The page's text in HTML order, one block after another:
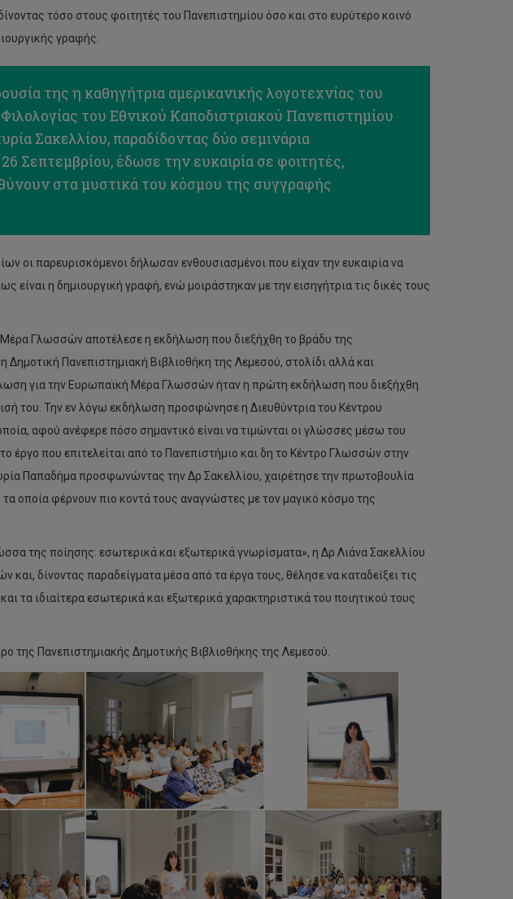
τόσο στους φοιτητές του Πανεπιστημίου όσο και στο ευρύτερο κοινό
γραφής.
της η καθηγήτρια αμερικανικής λογοτεχνίας του
του Εθνικού Καποδιστριακού Πανεπιστημίου
Σακελλίου, παραδίδοντας δύο σεμινάρια
Σεπτεμβρίου, έδωσε την ευκαιρία σε φοιτητές,
στα μυστικά του κόσμου της συγγραφής
οι παρευρισκόμενοι δήλωσαν ενθουσιασμένοι που είχαν την ευκαιρία να
είναι η δημιουργική γραφή, ενώ μοιράστηκαν με την εισηγήτρια τις δικές τους
Γλωσσών αποτέλεσε η εκδήλωση που διεξήχθη το βράδυ της
Πανεπιστημιακή Βιβλιοθήκη της Λεμεσού, στολίδι αλλά και
για την Ευρωπαϊκή Μέρα Γλωσσών ήταν η πρώτη εκδήλωση που διεξήχθη
του. Την εν λόγω εκδήλωση προσφώνησε η Διευθύντρια του Κέντρου
αφού ανέφερε πόσο σημαντικό είναι να τιμώνται οι γλώσσες μέσω του
που επιτελείται από το Πανεπιστήμιο και δη το Κέντρο Γλωσσών στην
Παπαδήμα προσφωνώντας την Δρ Σακελλίου, χαιρέτησε την πρωτοβουλία
οποία φέρνουν πιο κοντά τους αναγνώστες με τον μαγικό κόσμο της
της ποίησης: εσωτερικά και εξωτερικά γνωρίσματα», η Δρ Λιάνα Σακελλίου
δίνοντας παραδείγματα μέσα από τα έργα τους, θέλησε να καταδείξει τις
τα ιδιαίτερα εσωτερικά και εξωτερικά χαρακτηριστικά του ποιητικού τους
της Πανεπιστημιακής Δημοτικής Βιβλιοθήκης της Λεμεσού.